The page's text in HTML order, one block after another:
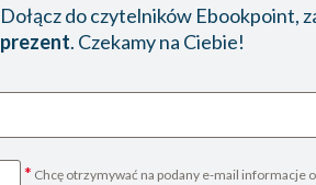
Dołącz do czytelników Ebookpoint,
prezent. Czekamy na Ciebie!
* Chcę otrzymywać na podany e-mail informacje o